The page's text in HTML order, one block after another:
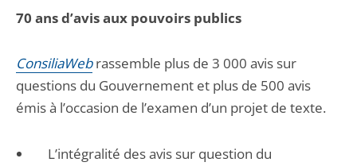
70 ans d’avis aux pouvoirs publics
ConsiliaWebrassemble plus de 3 000 avis sur
questions du Gouvernement et plus de 500 avis
émis à l’occasion de l’examen d’un projet de texte.
L’intégralité des avis sur question du